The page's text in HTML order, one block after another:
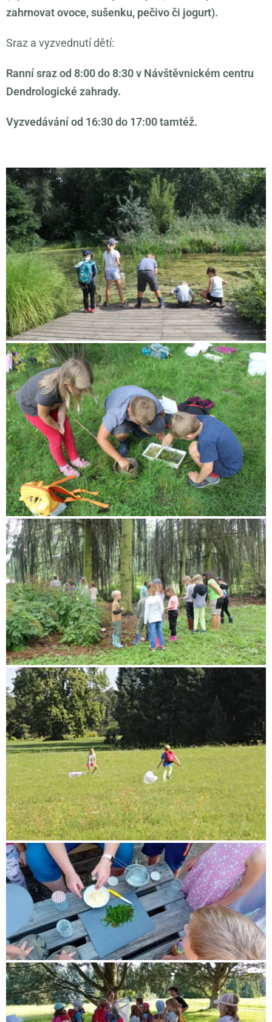
zahrnovat ovoce, sušenku, pečivo či jogurt).
Sraz a vyzvednutí dětí:
Ranní sraz od 8:00 do 8:30 v Návštěvnickém centru
Dendrologické zahrady.
Vyzvedávání od 16:30 do 17:00 tamtéž.